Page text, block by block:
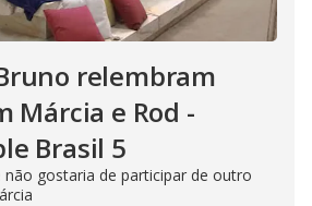
relembram
Márcia e Rod -
Brasil 5
gostaria de participar de outro